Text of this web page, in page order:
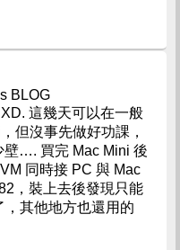
BLOG
這幾天可以在一般
但沒事先做好功課，
壁…. 買完 Mac Mini 後
同時接 PC 與 Mac
，裝上去後發現只能
其他地方也還用的